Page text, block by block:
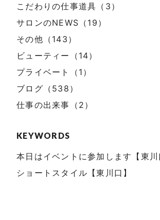
こだわりの仕事道具（3）
サロンのNEWS（19）
その他（143）
ビューティー（14）
プライベート（1）
ブログ（538）
仕事の出来事（2）
KEYWORDS
本日はイベントに参加します【東
ショートスタイル【東川口】